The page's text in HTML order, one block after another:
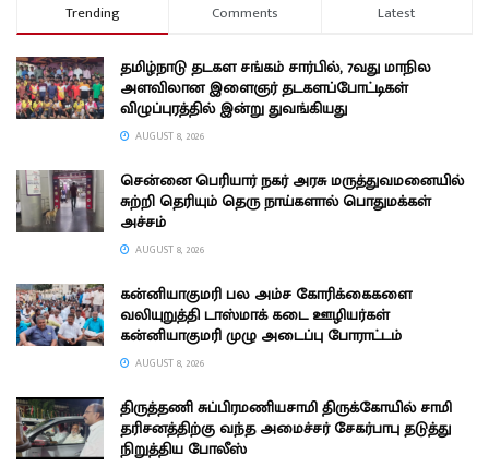
Trending Comments Latest
தமிழ்நாடு தடகள சங்கம் சார்பில், 7வது மாநில
அளவிலான இளைஞர் தடகளப்போட்டிகள்
விழுப்புரத்தில் இன்று துவங்கியது
AUGUST 8, 2026
சென்னை பெரியார் நகர் அரசு மருத்துவமனையில்
சுற்றி தெரியும் தெரு நாய்களால் பொதுமக்கள்
அச்சம்
AUGUST 8, 2026
கன்னியாகுமரி பல அம்ச கோரிக்கைகளை
வலியுறுத்தி டாஸ்மாக் கடை ஊழியர்கள்
கன்னியாகுமரி முழு அடைப்பு போராட்டம்
AUGUST 8, 2026
திருத்தணி சுப்பிரமணியசாமி திருக்கோயில் சாமி
தரிசனத்திற்கு வந்த அமைச்சர் சேகர்பாபு தடுத்து
நிறுத்திய போலீஸ்